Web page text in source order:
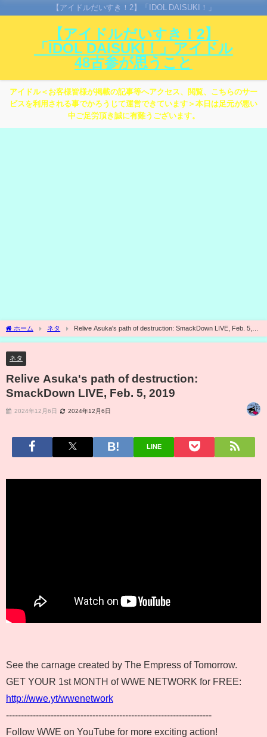
【アイドルだいすき！2】「IDOL DAISUKI！」
【アイドルだいすき！2】
「IDOL DAISUKI！」アイドル
48古参が思うこと
アイドル＜お客様皆様が掲載の記事等へアクセス、閲覧、こちらのサー
ビスを利用される事でかろうじて運営できています＞本日は足元が悪い
中ご足労頂き誠に有難うございます。
ホーム ネタ
Relive Asuka's path of destruction: SmackDown LIVE, Feb. 5,
2019
ネタ
Relive Asuka's path of destruction:
SmackDown LIVE, Feb. 5, 2019
2024年12月6日 2024年12月6日
LINE
See the carnage created by The Empress of Tomorrow.
GET YOUR 1st MONTH of WWE NETWORK for FREE:
http://wwe.yt/wwenetwork
---------------------------------------------------------------------
Follow WWE on YouTube for more exciting action!